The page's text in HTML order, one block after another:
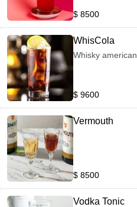
$ 8500
WhisCola
Whisky
$ 9600
Vermouth
$ 8500
Vodka Tonic